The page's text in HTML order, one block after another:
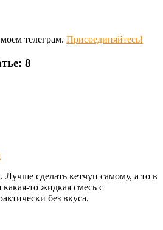
телеграм. Присоединяйтесь!
8
сделать кетчуп самому, а то в
какая-то жидкая смесь с
без вкуса.